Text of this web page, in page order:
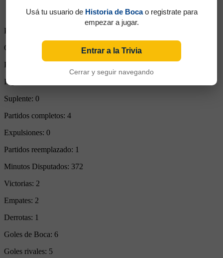
Partidos Jugados:
Goles Convertidos:
1 (0.20)
Partidos de titular:
Ingresos desde el banco:
Suplente: 0
Partidos completos: 4
Expulsiones: 0
Partidos reemplazado: 1
Minutos Disputados: 372
Victorias: 2
Empates: 2
Derrotas: 1
Goles de Boca: 6
Goles rivales: 5
Usá tu usuario de Historia de Bocao registrate para
empezar a jugar.
Entrar a la Trivia
Cerrar y seguir navegando